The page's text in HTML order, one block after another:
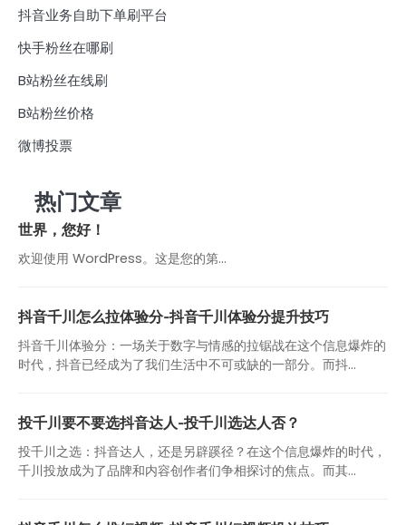
抖音业务自助下单刷平台
快手粉丝在哪刷
B站粉丝在线刷
B站粉丝价格
微博投票
热门文章
世界，您好！
欢迎使用 WordPress。这是您的第…
抖音千川怎么拉体验分-抖音千川体验分提升技巧
抖音千川体验分：一场关于数字与情感的拉锯战在这个信息爆炸的
时代，抖音已经成为了我们生活中不可或缺的一部分。而抖...
投千川要不要选抖音达人-投千川选达人否？
投千川之选：抖音达人，还是另辟蹊径？在这个信息爆炸的时代，
千川投放成为了品牌和内容创作者们争相探讨的焦点。而其...